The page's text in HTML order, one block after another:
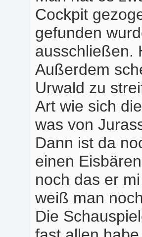
Cockpit
gefunden
ausschließen.
Außerdem
Urwald zu
Art wie sich
was von
Dann ist da
einen
noch das er
weiß man
Die